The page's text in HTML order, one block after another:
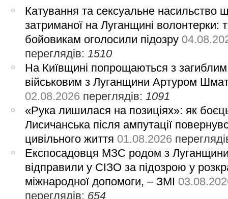
Катування та сексуальне насильство
затриманої на Луганщині волонтерки:
бойовикам оголосили підозру
переглядів: 1510
На Київщині попрощаються з загиблим
військовим з Луганщини Артуром
02.08.2026 переглядів: 1091
«Рука лишилася на позиціях»: як
Лисичанська після ампутації
цивільного життя 01.08.2026
Експосадовця МЗС родом з
відправили у СІЗО за підозрою у
міжнародної допомоги, – ЗМІ
переглядів: 654